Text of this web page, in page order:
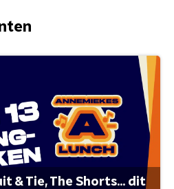
& Tie, The Shorts... dit